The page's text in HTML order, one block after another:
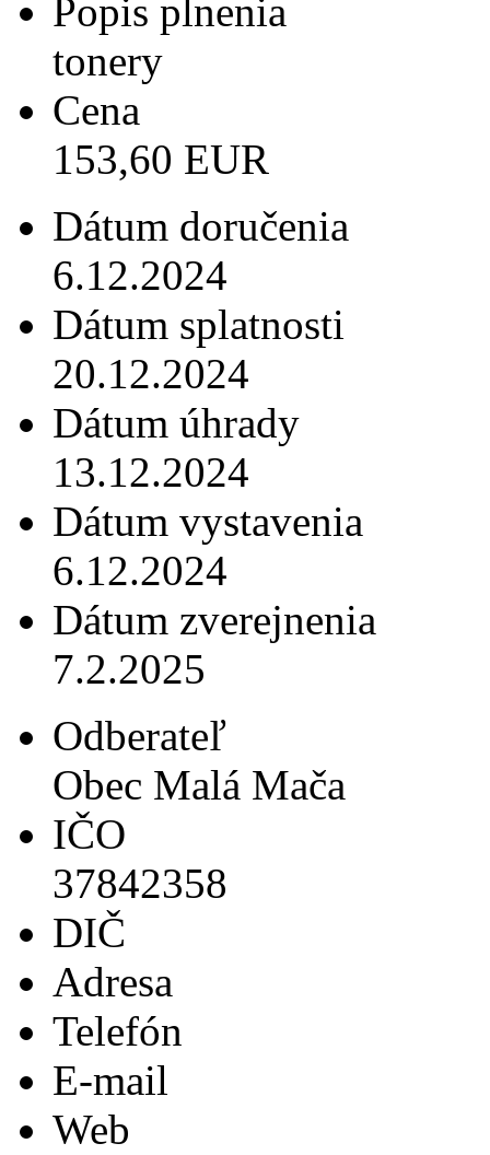
Popis plnenia
tonery
Cena
153,60 EUR
Dátum doručenia
6.12.2024
Dátum splatnosti
20.12.2024
Dátum úhrady
13.12.2024
Dátum vystavenia
6.12.2024
Dátum zverejnenia
7.2.2025
Odberateľ
Obec Malá Mača
IČO
37842358
DIČ
Adresa
Telefón
E-mail
Web